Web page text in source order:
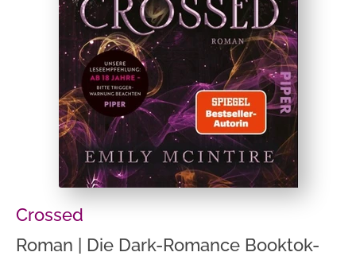
Crossed
Roman | Die Dark-Romance Booktok-